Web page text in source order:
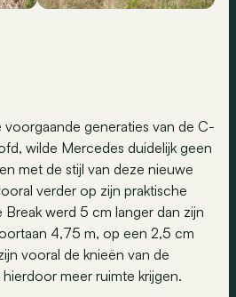
generaties van de C-
wilde Mercedes duidelijk geen
met de stijl van deze nieuwe
verder op zijn praktische
werd 5 cm langer dan zijn
4,75 m, op een 2,5 cm
vooral de knieën van de
meer ruimte krijgen.